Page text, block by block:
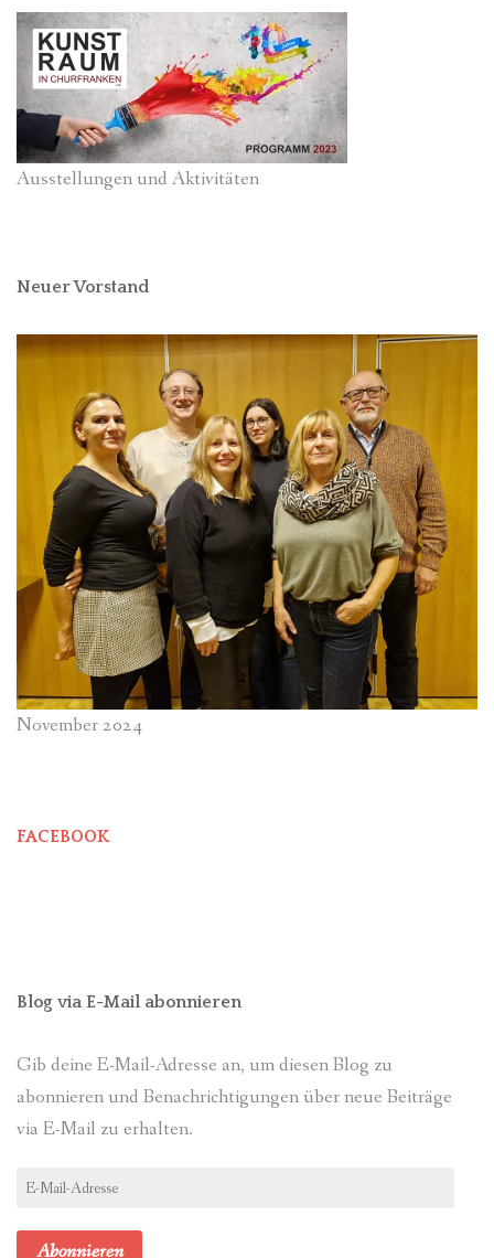
Ausstellungen und Aktivitäten
Neuer Vorstand
November 2024
FACEBOOK
Blog via E-Mail abonnieren
Gib deine E-Mail-Adresse an, um diesen Blog zu
abonnieren und Benachrichtigungen über neue Beiträge
via E-Mail zu erhalten.
E-
Abonnieren